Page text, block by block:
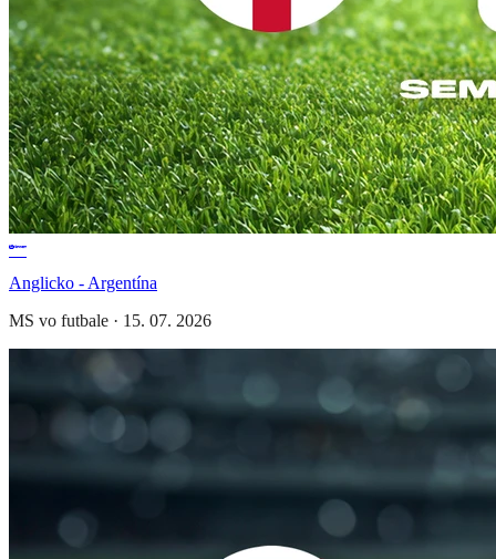
Anglicko - Argentína
MS vo futbale · 15. 07. 2026